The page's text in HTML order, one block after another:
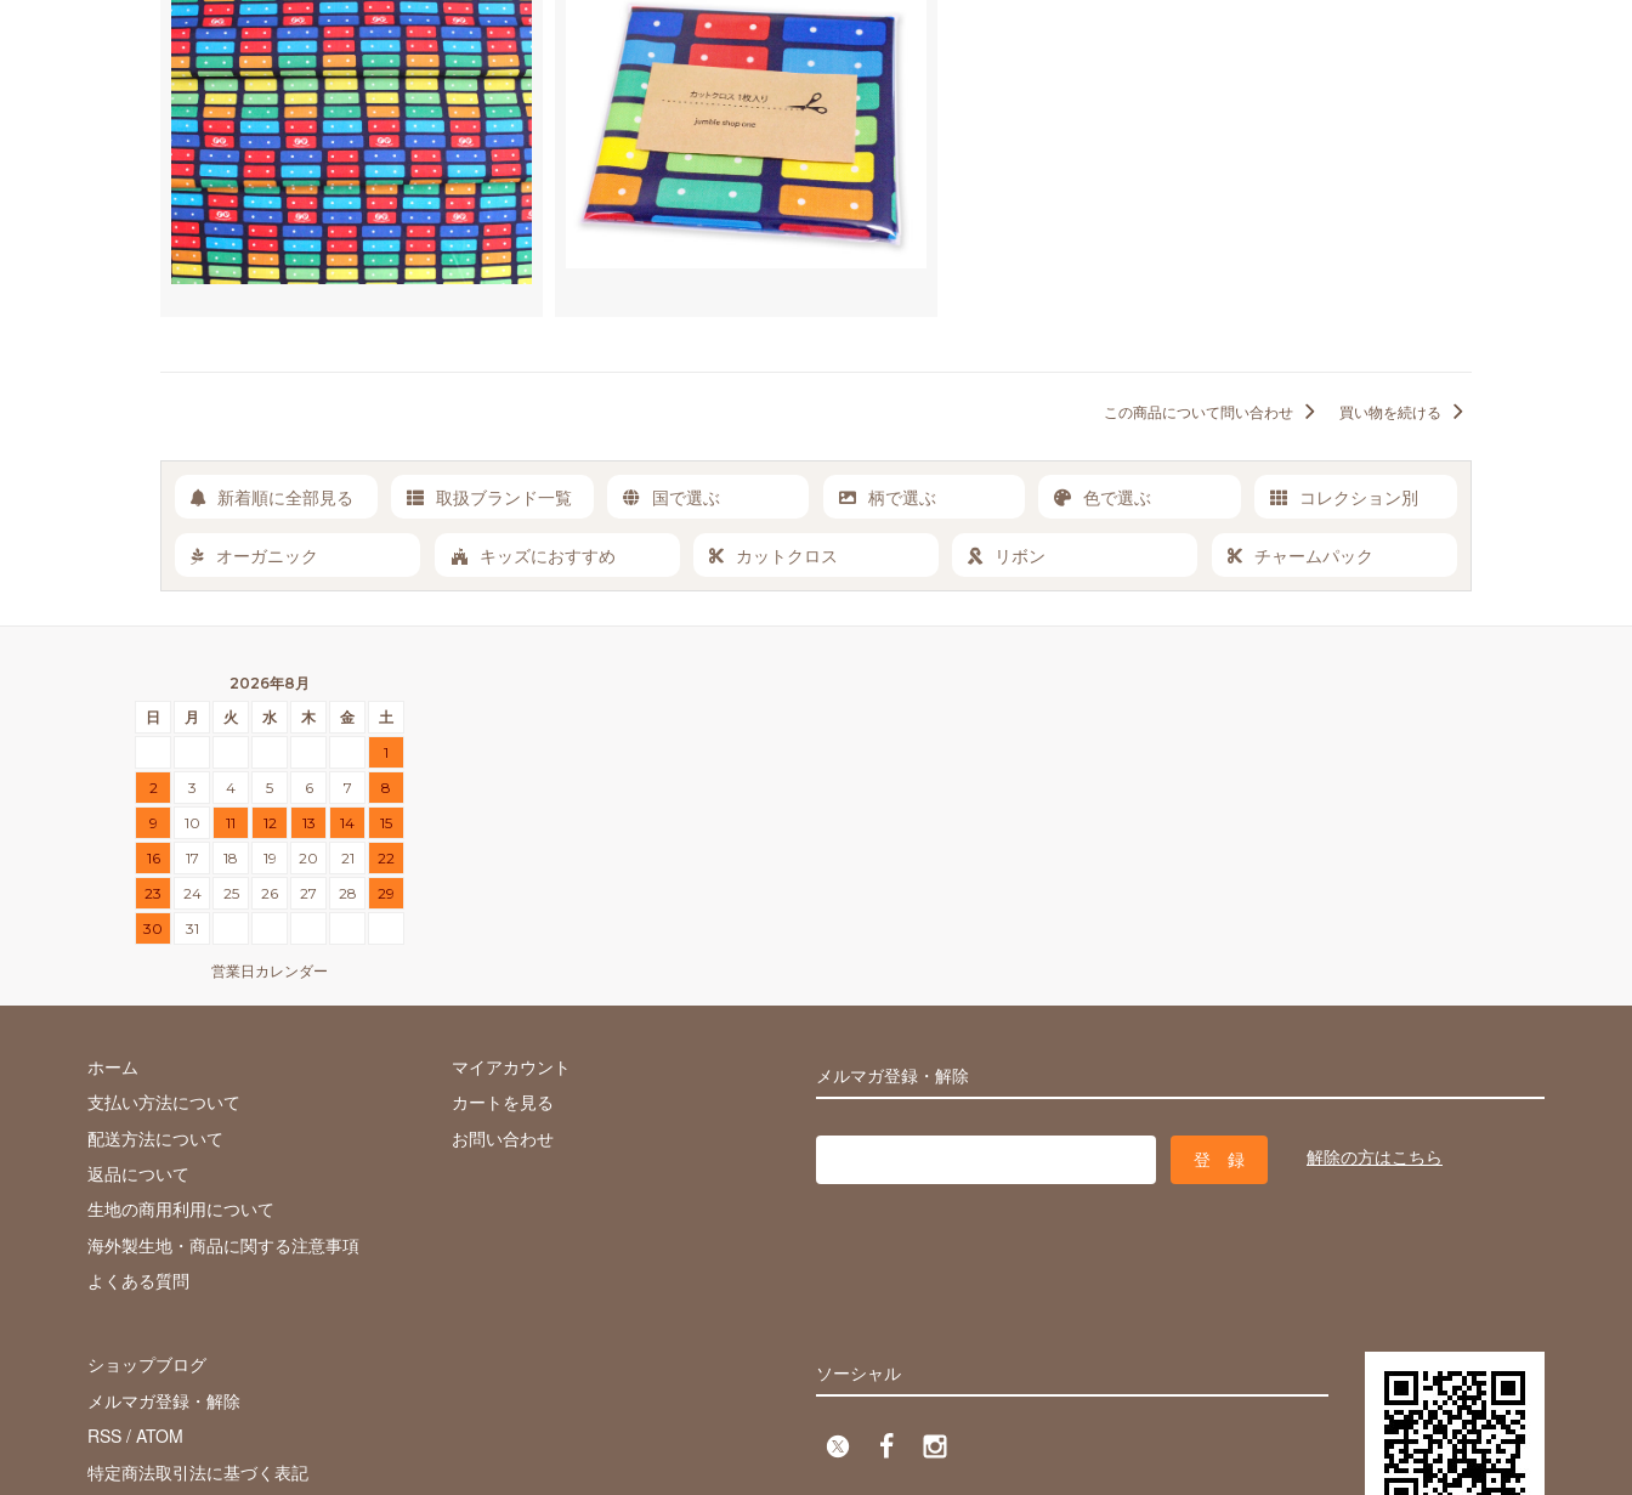
この商品について問い合わせ 買い物を続ける
新着順に全部見る 取扱ブランド一覧 国で選ぶ 柄で選ぶ 色で選ぶ コレクション別
オーガニック キッズにおすすめ カットクロス リボン チャームパック
2026年8月
日
月 火 水 木 金
土
1
2
3 4 5 6 7
8
9
10 11 12 13 14
15
16
17 18 19 20 21
22
23
24 25 26 27 28
29
30
31
営業日カレンダー
メルマガ登録・解除
解除の方はこちら
ホーム
支払い方法について
配送方法について
返品について
生地の商用利用について
海外製生地・商品に関する注意事項
よくある質問
マイアカウント
カートを見る
お問い合わせ
ソーシャル
ショップブログ
メルマガ登録・解除
RSS / ATOM
特定商法取引法に基づく表記